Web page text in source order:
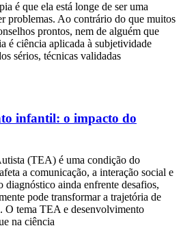
é que ela está longe de ser uma
problemas. Ao contrário do que muitos
prontos, nem de alguém que
é ciência aplicada à subjetividade
sérios, técnicas validadas
infantil: o impacto do
(TEA) é uma condição do
a comunicação, a interação social e
diagnóstico ainda enfrente desafios,
pode transformar a trajetória de
O tema TEA e desenvolvimento
na ciência